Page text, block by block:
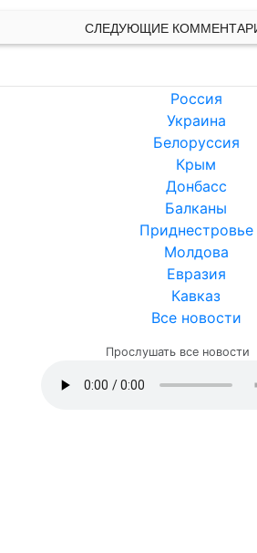
СЛЕДУЮЩИЕ
Россия
Украина
Белоруссия
Крым
Донбасс
Балканы
Приднестровье
Молдова
Евразия
Кавказ
Все новости
Прослушать все новости